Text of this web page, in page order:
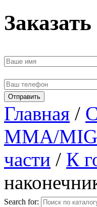
Главная /
MMA/
части / К
Search for: